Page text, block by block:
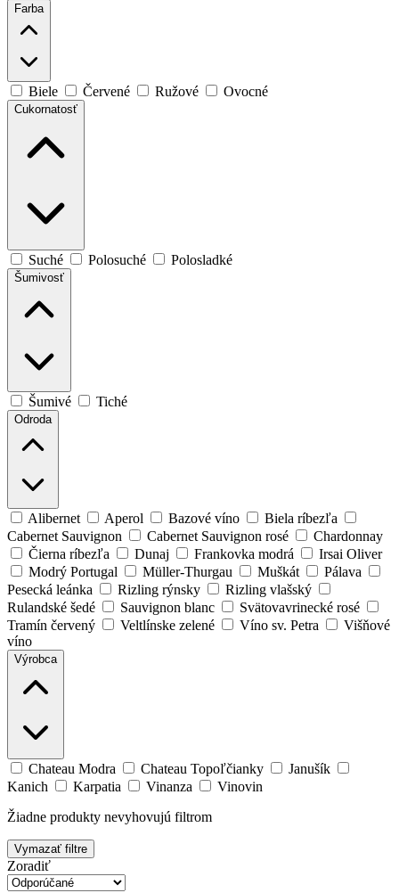
Farba
Biele Červené Ružové Ovocné
Cukornatosť
Suché Polosuché Polosladké
Šumivosť
Šumivé Tiché
Odroda
Alibernet Aperol Bazové víno
Biela ríbezľa
Cabernet Sauvignon
Cabernet Sauvignon rosé
Chardonnay
Čierna ríbezľa
Dunaj Frankovka modrá
Irsai Oliver
Modrý Portugal
Müller-Thurgau Muškát
Pálava
Pesecká leánka
Rizling rýnsky
Rizling vlašský
Rulandské šedé
Sauvignon blanc
Svätovavrinecké rosé
Tramín červený
Veltlínske zelené Víno sv. Petra
Višňové
víno
Výrobca
Chateau Modra Chateau Topoľčianky
Janušík
Kanich
Karpatia Vinanza
Vinovin
Žiadne produkty nevyhovujú filtrom
Vymazať filtre
Zoradiť